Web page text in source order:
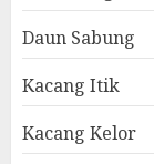
Daun Sabung
Kacang Itik
Kacang Kelor